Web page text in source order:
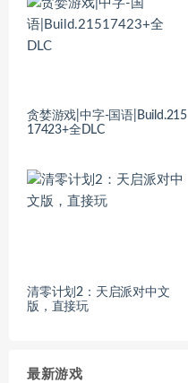
贪婪游戏|中字-国语|Build.215
17423+全DLC
清零计划2：天启派对中文
版，直接玩
最新游戏